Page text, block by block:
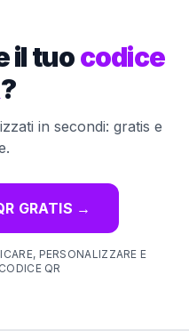
il tuocodice
?
in secondi: gratis e
GRATIS →
PERSONALIZZARE E
QR